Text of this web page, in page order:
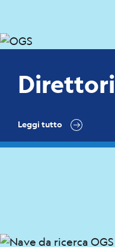
Direttori
Leggi tutto